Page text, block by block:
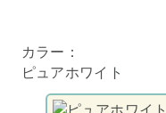
カラー：
ピュアホワイト